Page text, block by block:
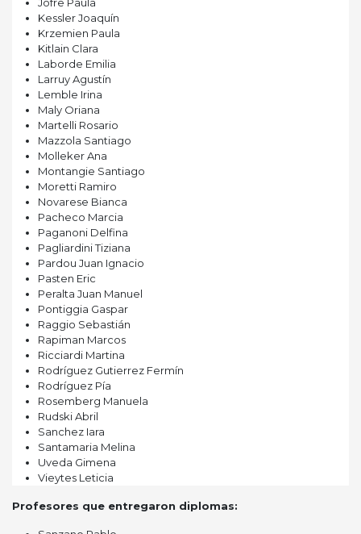
Kessler Joaquín
Krzemien Paula
Kitlain Clara
Laborde Emilia
Larruy Agustín
Lemble Irina
Maly Oriana
Martelli Rosario
Mazzola Santiago
Molleker Ana
Montangie Santiago
Moretti Ramiro
Novarese Bianca
Pacheco Marcia
Paganoni Delfina
Pagliardini Tiziana
Pardou Juan Ignacio
Pasten Eric
Peralta Juan Manuel
Pontiggia Gaspar
Raggio Sebastián
Rapiman Marcos
Ricciardi Martina
Rodríguez Gutierrez Fermín
Rodríguez Pía
Rosemberg Manuela
Rudski Abril
Sanchez Iara
Santamaria Melina
Uveda Gimena
Vieytes Leticia
Profesores que entregaron diplomas: